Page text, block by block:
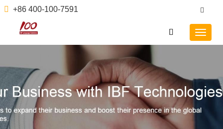
+86 400-100-7591